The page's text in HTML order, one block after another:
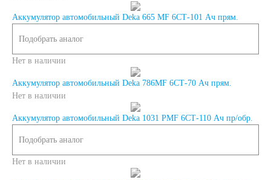
Аккумулятор автомобильный Deka 665 MF 6СТ-101 Ач прям.
Подобрать аналог
Нет в наличии
Аккумулятор автомобильный Deka 786MF 6СТ-70 Ач прям.
Нет в наличии
Аккумулятор автомобильный Deka 1031 PMF 6СТ-110 Ач пр/обр.
Подобрать аналог
Нет в наличии